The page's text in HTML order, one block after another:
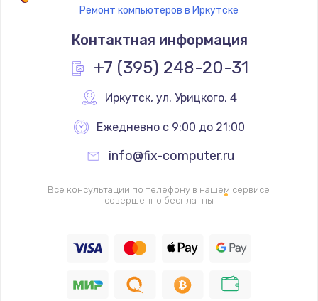
Восстановление дорожек платы
Заказать
350 руб.
Заказать
Настройка программного обеспечения
3300 руб.
Ремонт компьютеров в Иркутске
Контактная информация
+7 (395) 248-20-31
Иркутск, ул. Урицкого, 4
Ежедневно с 9:00 до 21:00
info@fix-computer.ru
Все консультации по телефону в нашем сервисе
совершенно бесплатны